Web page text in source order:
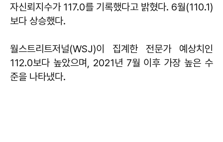
자신뢰지수가 117.0를 기록했다고 밝혔다. 6월(110.1)
보다 상승했다.
월스트리트저널(WSJ)이 집계한 전문가 예상치인
112.0보다 높았으며, 2021년 7월 이후 가장 높은 수
준을 나타냈다.